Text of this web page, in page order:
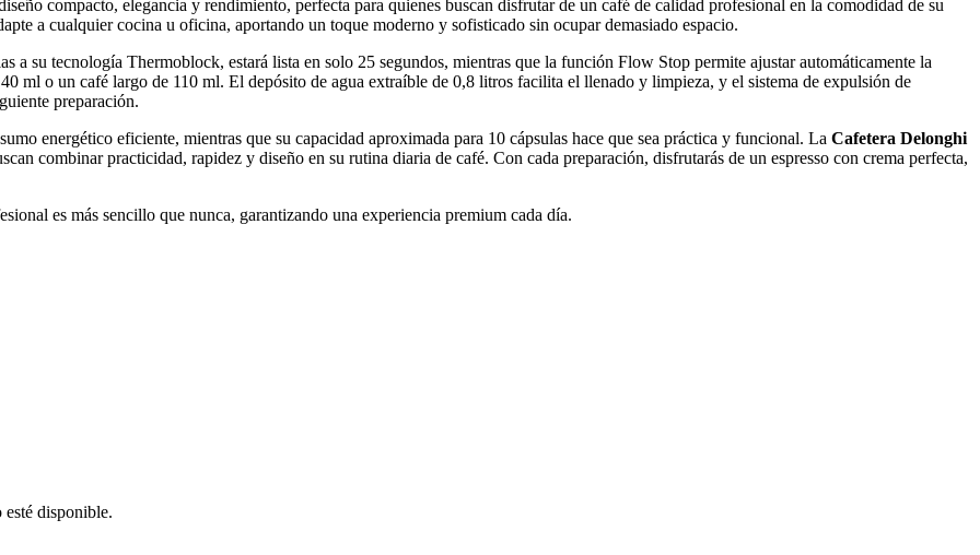
compacto, elegancia y rendimiento, perfecta para quienes buscan disfrutar de un café de calidad profesional en la comodidad de su
a cualquier cocina u oficina, aportando un toque moderno y sofisticado sin ocupar demasiado espacio.
a su tecnología Thermoblock, estará lista en solo 25 segundos, mientras que la función Flow Stop permite ajustar automáticamente la
ml o un café largo de 110 ml. El depósito de agua extraíble de 0,8 litros facilita el llenado y limpieza, y el sistema de expulsión de
preparación.
energético eficiente, mientras que su capacidad aproximada para 10 cápsulas hace que sea práctica y funcional. La Cafetera Delonghi
combinar practicidad, rapidez y diseño en su rutina diaria de café. Con cada preparación, disfrutarás de un espresso con crema perfecta,
es más sencillo que nunca, garantizando una experiencia premium cada día.
esté disponible.